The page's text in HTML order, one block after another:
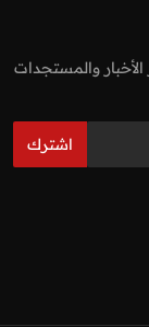
والمستجدات
اشترك